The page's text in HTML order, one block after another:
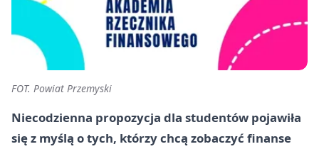
FOT. Powiat Przemyski
Niecodzienna propozycja dla studentów pojawiła
się z myślą o tych, którzy chcą zobaczyć finanse